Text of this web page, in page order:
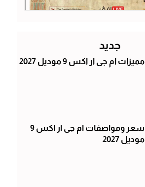
جديد
مميزات ام جى ار اكس 9 موديل 2027
سعر ومواصفات ام جى ار اكس 9
موديل 2027